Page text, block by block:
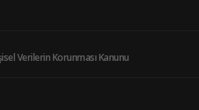
Verilerin Korunması Kanunu